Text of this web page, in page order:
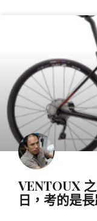
VENTOUX
日，考的是